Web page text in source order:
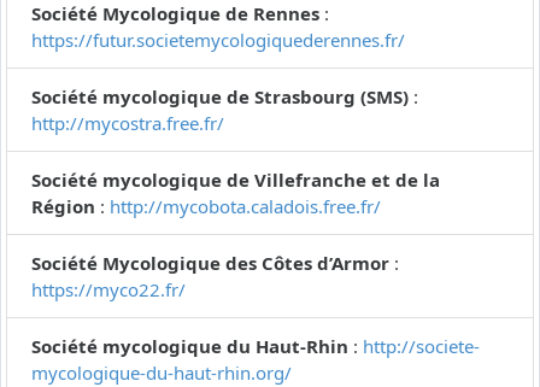
Société Mycologique de Rennes :
https://futur.societemycologiquederennes.fr/
Société mycologique de Strasbourg (SMS) :
http://mycostra.free.fr/
Société mycologique de Villefranche et de la
Région : http://mycobota.caladois.free.fr/
Société Mycologique des Côtes d’Armor :
https://myco22.fr/
Société mycologique du Haut-Rhin : http://societe-
mycologique-du-haut-rhin.org/